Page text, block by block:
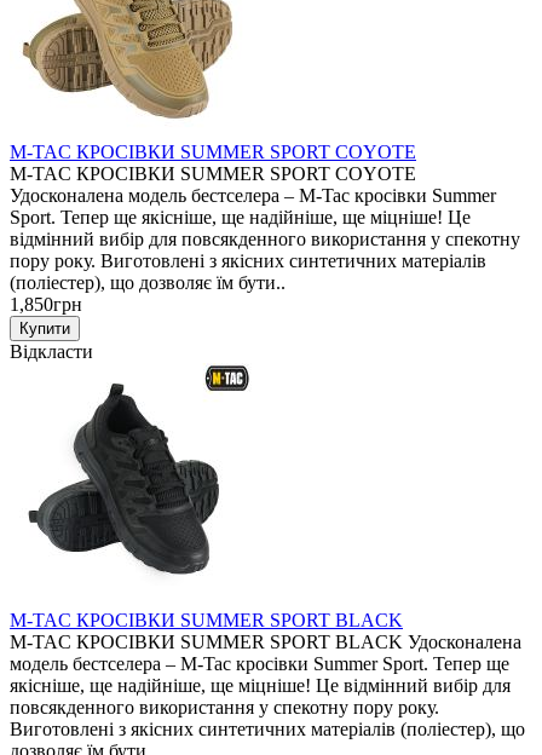
M-TAC КРОСІВКИ SUMMER SPORT COYOTE
M-TAC КРОСІВКИ SUMMER SPORT COYOTE
Удосконалена модель бестселера – M-Tac кросівки Summer
Sport. Тепер ще якісніше, ще надійніше, ще міцніше! Це
відмінний вибір для повсякденного використання у спекотну
пору року. Виготовлені з якісних синтетичних матеріалів
(поліестер), що дозволяє їм бути..
1,850грн
Відкласти
M-TAC КРОСІВКИ SUMMER SPORT BLACK
M-TAC КРОСІВКИ SUMMER SPORT BLACK Удосконалена
модель бестселера – M-Tac кросівки Summer Sport. Тепер ще
якісніше, ще надійніше, ще міцніше! Це відмінний вибір для
повсякденного використання у спекотну пору року.
Виготовлені з якісних синтетичних матеріалів (поліестер), що
дозволяє їм бути ..